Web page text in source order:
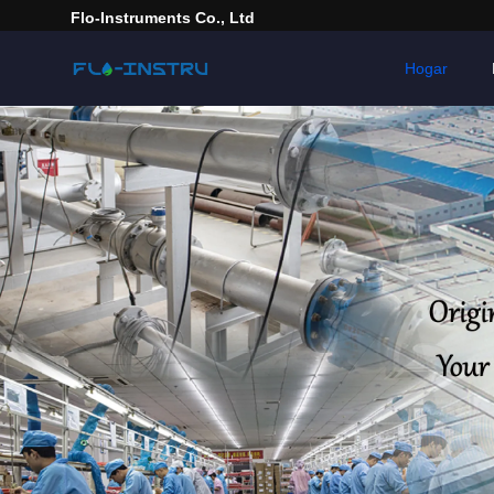
Flo-Instruments Co., Ltd
Hogar